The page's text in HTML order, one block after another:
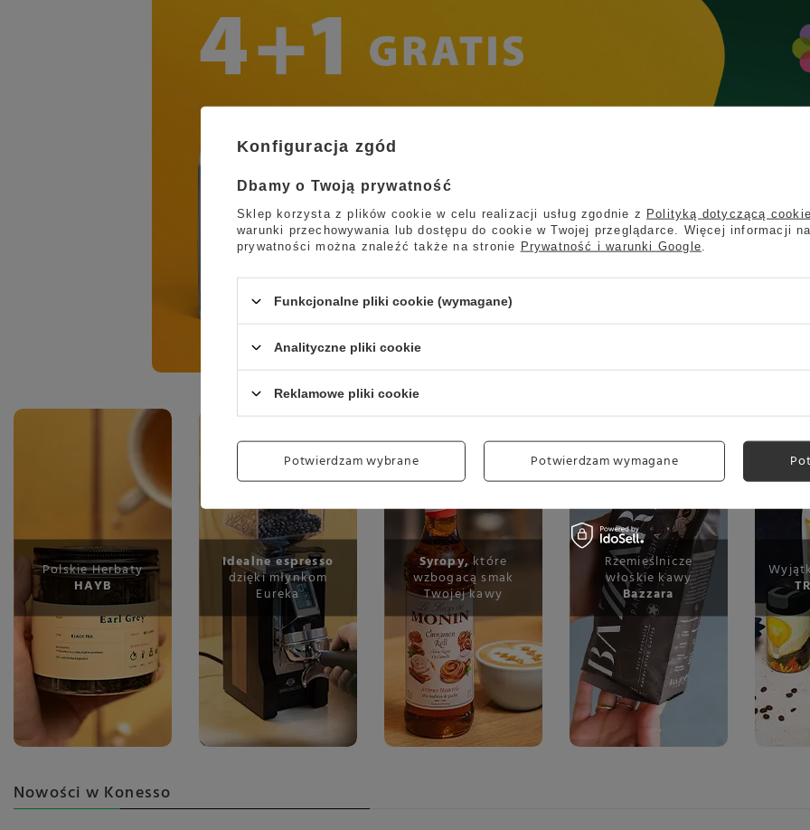
Polskie Herbaty
HAYB
Idealne espresso
dzięki młynkom
Eureka
Syropy,które
wzbogacą smak
Twojej kawy
Rzemieślnicze
włoskie kawy
Bazzara
Nowości w Konesso
Konfiguracja zgód
Dbamy o Twoją prywatność
Sklep korzysta z plików cookie w celu realizacji usług zgodnie z Polityką dotyczącą
warunki przechowywania lub dostępu do cookie w Twojej przeglądarce. Więcej informacji
prywatności można znaleźć także na stronie Prywatność i warunki Google
Funkcjonalne pliki cookie (wymagane)
Analityczne pliki cookie
Reklamowe pliki cookie
Potwierdzam wybrane Potwierdzam wymagane